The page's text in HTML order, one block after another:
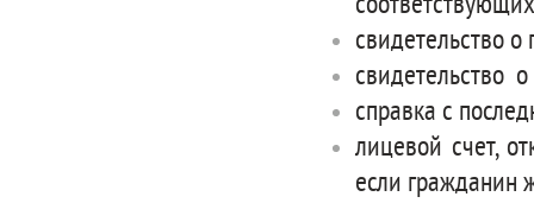
свидетельство
свидетельство
справка с
лицевой счет,
если гражданин